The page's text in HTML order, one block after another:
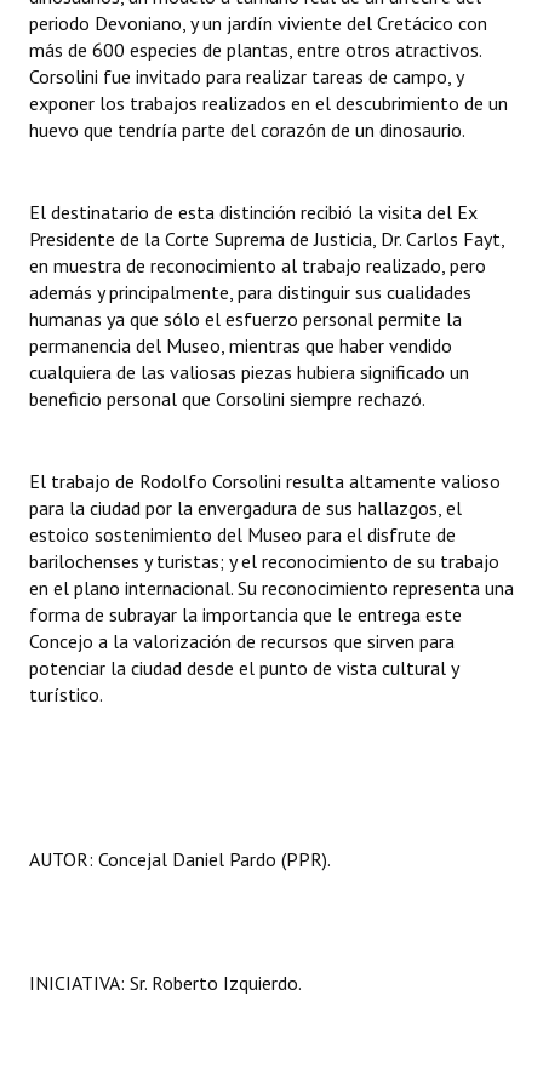
periodo Devoniano, y un jardín viviente del Cretácico con
más de 600 especies de plantas, entre otros atractivos.
Corsolini fue invitado para realizar tareas de campo, y
exponer los trabajos realizados en el descubrimiento de un
huevo que tendría parte del corazón de un dinosaurio.
El destinatario de esta distinción recibió la visita del Ex
Presidente de la Corte Suprema de Justicia, Dr. Carlos Fayt,
en muestra de reconocimiento al trabajo realizado, pero
además y principalmente, para distinguir sus cualidades
humanas ya que sólo el esfuerzo personal permite la
permanencia del Museo, mientras que haber vendido
cualquiera de las valiosas piezas hubiera significado un
beneficio personal que Corsolini siempre rechazó.
El trabajo de Rodolfo Corsolini resulta altamente valioso
para la ciudad por la envergadura de sus hallazgos, el
estoico sostenimiento del Museo para el disfrute de
barilochenses y turistas; y el reconocimiento de su trabajo
en el plano internacional. Su reconocimiento representa una
forma de subrayar la importancia que le entrega este
Concejo a la valorización de recursos que sirven para
potenciar la ciudad desde el punto de vista cultural y
turístico.
AUTOR: Concejal Daniel Pardo (PPR).
INICIATIVA: Sr. Roberto Izquierdo.